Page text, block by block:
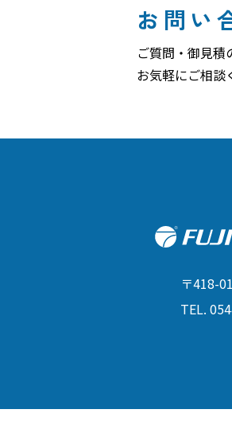
お問い
ご質問・御見積
お気軽にご相談
〒418-
TEL.